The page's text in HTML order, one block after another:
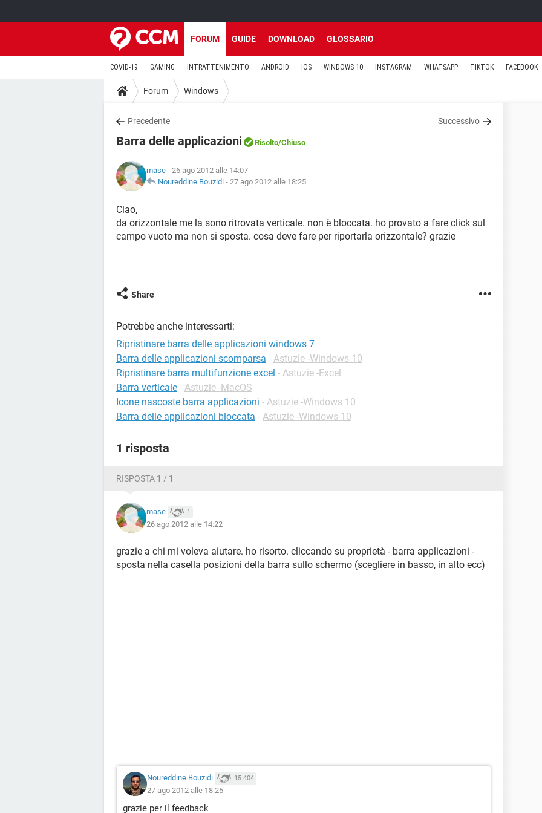
FORUM GUIDE DOWNLOAD GLOSSARIO
COVID-19 GAMING INTRATTENIMENTO ANDROID iOS WINDOWS 10 INSTAGRAM WHATSAPP TIKTOK FACEBOOK
Forum Windows
Precedente Successivo
Barra delle applicazioni Risolto/Chiuso
mase - 26 ago 2012 alle 14:07
Noureddine Bouzidi - 27 ago 2012 alle 18:25
Ciao,
da orizzontale me la sono ritrovata verticale. non è bloccata. ho provato a fare click sul
campo vuoto ma non si sposta. cosa deve fare per riportarla orizzontale? grazie
Share
Potrebbe anche interessarti:
Ripristinare barra delle applicazioni windows 7
Barra delle applicazioni scomparsa - Astuzie -Windows 10
Ripristinare barra multifunzione excel - Astuzie -Excel
Barra verticale - Astuzie -MacOS
Icone nascoste barra applicazioni - Astuzie -Windows 10
Barra delle applicazioni bloccata - Astuzie -Windows 10
1 risposta
RISPOSTA 1 / 1
mase 1
26 ago 2012 alle 14:22
grazie a chi mi voleva aiutare. ho risorto. cliccando su proprietà - barra applicazioni -
sposta nella casella posizioni della barra sullo schermo (scegliere in basso, in alto ecc)
Noureddine Bouzidi 15.404
27 ago 2012 alle 18:25
grazie per il feedback